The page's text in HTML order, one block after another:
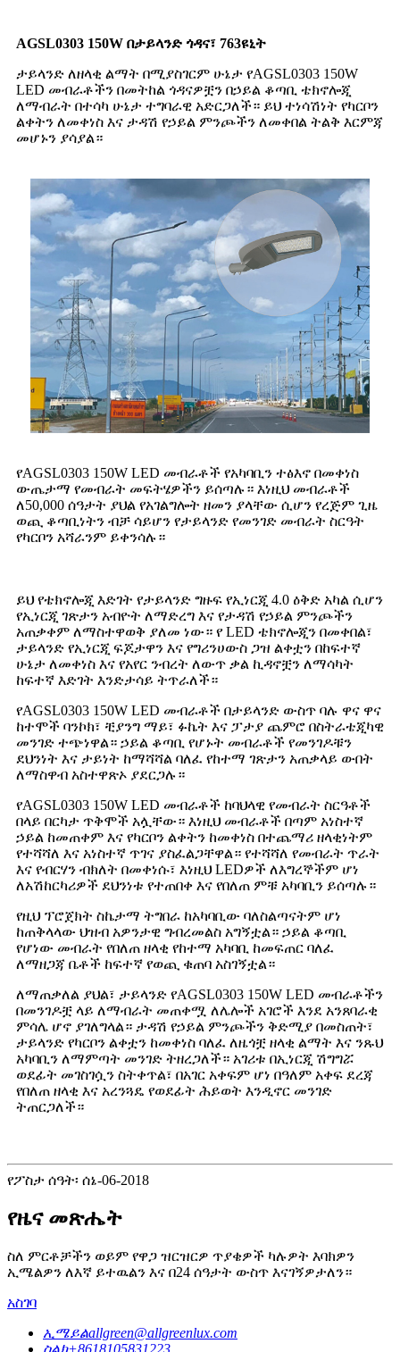
AGSL0303 150W በታይላንድ ጎዳና፣ 763ዩኒት
ታይላንድ ለዘላቂ ልማት በሚያስገርም ሁኔታ የAGSL0303 150W
LED መብራቶችን በመትከል ጎዳናዎቿን በኃይል ቆጣቢ ቴክኖሎጂ
ለማብራት በተሳካ ሁኔታ ተግባራዊ አድርጋለች። ይህ ተነሳሽነት የካርቦን
ልቀትን ለመቀነስ እና ታዳሽ የኃይል ምንጮችን ለመቀበል ትልቅ እርምጃ
መሆኑን ያሳያል።
የAGSL0303 150W LED መብራቶች የአካባቢን ተፅእኖ በመቀነስ
ውጤታማ የመብራት መፍትሄዎችን ይሰጣሉ። እነዚህ መብራቶች
ለ50,000 ሰዓታት ያህል የአገልግሎት ዘመን ያላቸው ሲሆን የረጅም ጊዜ
ወጪ ቆጣቢነትን ብቻ ሳይሆን የታይላንድ የመንገድ መብራት ስርዓት
የካርቦን አሻራንም ይቀንሳሉ።
ይህ የቴክኖሎጂ እድገት የታይላንድ ግዙፍ የኢነርጂ 4.0 ዕቅድ አካል ሲሆን
የኢነርጂ ገጽታን አብዮት ለማድረግ እና የታዳሽ የኃይል ምንጮችን
አጠቃቀም ለማስተዋወቅ ያለመ ነው። የ LED ቴክኖሎጂን በመቀበል፣
ታይላንድ የኢነርጂ ፍጆታዋን እና የግሪንሀውስ ጋዝ ልቀቷን በከፍተኛ
ሁኔታ ለመቀነስ እና የአየር ንብረት ለውጥ ቃል ኪዳኖቿን ለማሳካት
ከፍተኛ እድገት እንድታሳይ ትጥራለች።
የAGSL0303 150W LED መብራቶች በታይላንድ ውስጥ ባሉ ዋና ዋና
ከተሞች ባንኮክ፣ ቺያንግ ማይ፣ ፉኬት እና ፓታያ ጨምሮ በስትራቴጂካዊ
መንገድ ተጭነዋል። ኃይል ቆጣቢ የሆኑት መብራቶች የመንገዶቹን
ደህንነት እና ታይነት ከማሻሻል ባለፈ የከተማ ገጽታን አጠቃላይ ውበት
ለማስዋብ አስተዋጽኦ ያደርጋሉ።
የAGSL0303 150W LED መብራቶች ከባህላዊ የመብራት ስርዓቶች
በላይ በርካታ ጥቅሞች አሏቸው። እነዚህ መብራቶች በጣም አነስተኛ
ኃይል ከመጠቀም እና የካርቦን ልቀትን ከመቀነስ በተጨማሪ ዘላቂነትም
የተሻሻለ እና አነስተኛ ጥገና ያስፈልጋቸዋል። የተሻሻለ የመብራት ጥራት
እና የብርሃን ብክለት በመቀነሱ፣ እነዚህ LEDዎች ለእግረኞችም ሆነ
ለአሽከርካሪዎች ደህንነቱ የተጠበቀ እና የበለጠ ምቹ አካባቢን ይሰጣሉ።
የዚህ ፕሮጀክት ስኬታማ ትግበራ ከአካባቢው ባለስልጣናትም ሆነ
ከጠቅላላው ህዝብ አዎንታዊ ግብረመልስ አግኝቷል። ኃይል ቆጣቢ
የሆነው መብራት የበለጠ ዘላቂ የከተማ አካባቢ ከመፍጠር ባለፈ
ለማዘጋጃ ቤቶች ከፍተኛ የወጪ ቁጠባ አስገኝቷል።
ለማጠቃለል ያህል፣ ታይላንድ የAGSL0303 150W LED መብራቶችን
በመንገዶቿ ላይ ለማብራት መጠቀሟ ለሌሎች አገሮች እንደ አንጸባራቂ
ምሳሌ ሆኖ ያገለግላል። ታዳሽ የኃይል ምንጮችን ቅድሚያ በመስጠት፣
ታይላንድ የካርቦን ልቀቷን ከመቀነስ ባለፈ ለዜጎቿ ዘላቂ ልማት እና ንጹህ
አካባቢን ለማምጣት መንገድ ትዘረጋለች። አገሪቱ በኢነርጂ ሽግግሯ
ወደፊት መገስገሷን ስትቀጥል፣ በአገር አቀፍም ሆነ በዓለም አቀፍ ደረጃ
የበለጠ ዘላቂ እና አረንጓዴ የወደፊት ሕይወት እንዲኖር መንገድ
ትጠርጋለች።
የፖስታ ሰዓት፡ ሰኔ-06-2018
የዜና መጽሔት
ስለ ምርቶቻችን ወይም የዋጋ ዝርዝርዎ ጥያቄዎች ካሉዎት እባክዎን
ኢሜልዎን ለእኛ ይተዉልን እና በ24 ሰዓታት ውስጥ እናገኝዎታለን።
አስገባ
ኢሜይልallgreen@allgreenlux.com
ስልክ+8618105831223